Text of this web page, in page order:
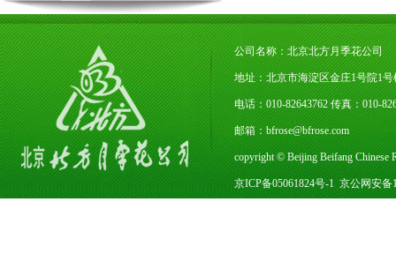
公司名称：北京北方月季花公司
地址：北京市海淀区金庄1号院1号
电话：010-82643762 传真：010-
邮箱：bfrose@bfrose.com
copyright © Beijing Beifang Chinese
京ICP备05061824号-1 京公网安备